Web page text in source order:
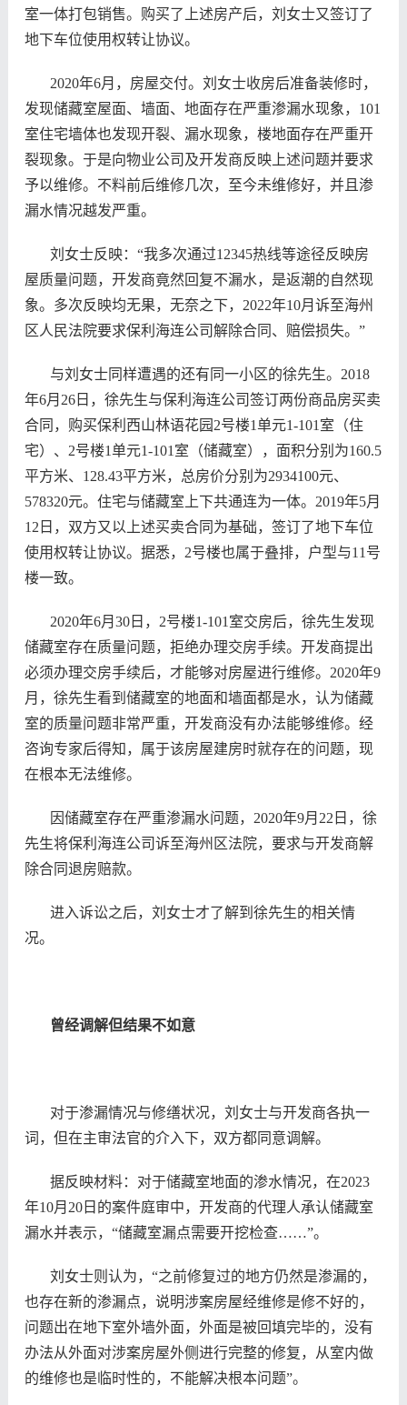
室一体打包销售。购买了上述房产后，刘女士又签订了
地下车位使用权转让协议。
2020年6月，房屋交付。刘女士收房后准备装修时，
发现储藏室屋面、墙面、地面存在严重渗漏水现象，101
室住宅墙体也发现开裂、漏水现象，楼地面存在严重开
裂现象。于是向物业公司及开发商反映上述问题并要求
予以维修。不料前后维修几次，至今未维修好，并且渗
漏水情况越发严重。
刘女士反映：“我多次通过12345热线等途径反映房
屋质量问题，开发商竟然回复不漏水，是返潮的自然现
象。多次反映均无果，无奈之下，2022年10月诉至海州
区人民法院要求保利海连公司解除合同、赔偿损失。”
与刘女士同样遭遇的还有同一小区的徐先生。 2018
年6月26日， 徐先生与保利海连公司签订两份商品房买卖
合同， 购买保利西山林语花园 2号楼1单元1-101室（住
宅）、2号楼1单元1-101室（储藏室），面积分别为160.5
平方米、128.43平方米，总房价分别为2934100元、
578320元。住宅与储藏室上下共通连为一体。2019年5月
12日，双方又以上述买卖合同为基础，签订了地下车位
使用权转让协议。据悉，2号楼也属于叠排，户型与11号
楼一致。
2020年6月30日 ，2号楼1-101室交房后， 徐先生发现
储藏室存在质量问题，拒绝办理交房手续。开发商提出
必须办理交房手续后，才能够对房屋进行维修。2020年9
月， 徐先生看到 储藏室的地面和墙面都是水，认为储藏
室的质量问题非常严重，开发商没有办法能够维修。经
咨询专家后得知，属于该房屋建房时就存在的问题，现
在根本无法维修。
因储藏室存在严重渗漏水问题，2020年9月22日，徐
先生将保利海连公司诉至海州区法院，要求与开发商解
除合同退房赔款。
进入诉讼之后，刘女士才了解到徐先生的相关情
况。
曾经调解但结果不如意
对于渗漏情况与修缮状况，刘女士与开发商各执一
词，但在主审法官的介入下，双方都同意调解。
据反映材料：对于储藏室地面的渗水情况，在2023
年10月20日的案件庭审中，开发商的代理人承认储藏室
漏水并表示，“储藏室漏点需要开挖检查……”。
刘女士则认为，“之前修复过的地方仍然是渗漏的，
也存在新的渗漏点，说明涉案房屋经维修是修不好的，
问题出在地下室外墙外面，外面是被回填完毕的，没有
办法从外面对涉案房屋外侧进行完整的修复，从室内做
的维修也是临时性的，不能解决根本问题”。